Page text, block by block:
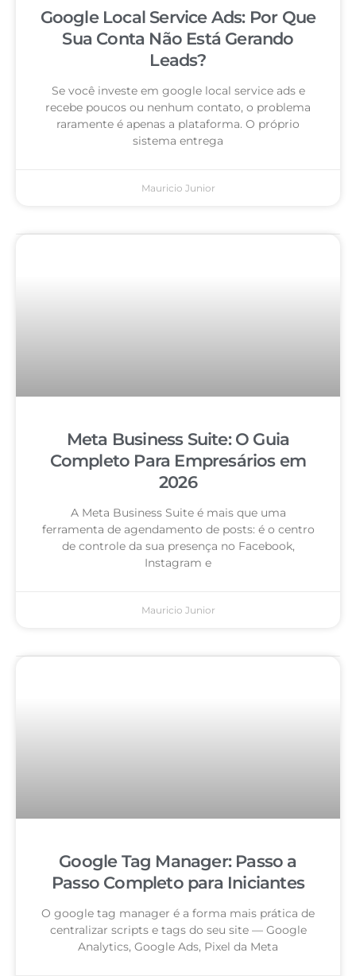
Google Local Service Ads: Por Que
Sua Conta Não Está Gerando
Leads?
Se você investe em google local service ads e
recebe poucos ou nenhum contato, o problema
raramente é apenas a plataforma. O próprio
sistema entrega
Mauricio Junior
Meta Business Suite: O Guia
Completo Para Empresários em
2026
A Meta Business Suite é mais que uma
ferramenta de agendamento de posts: é o centro
de controle da sua presença no Facebook,
Instagram e
Mauricio Junior
Google Tag Manager: Passo a
Passo Completo para Iniciantes
O google tag manager é a forma mais prática de
centralizar scripts e tags do seu site — Google
Analytics, Google Ads, Pixel da Meta